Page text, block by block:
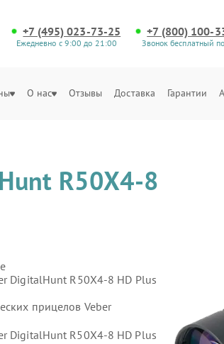
+7 (495) 023-73-25
Ежедневно с 9:00 до 21:00
+7 (800) 100-
Звонок бесплатный
О нас Отзывы Доставка Гарантии
R50X4-8
DigitalHunt R50X4-8 HD Plus
прицелов Veber
DigitalHunt R50X4-8 HD Plus